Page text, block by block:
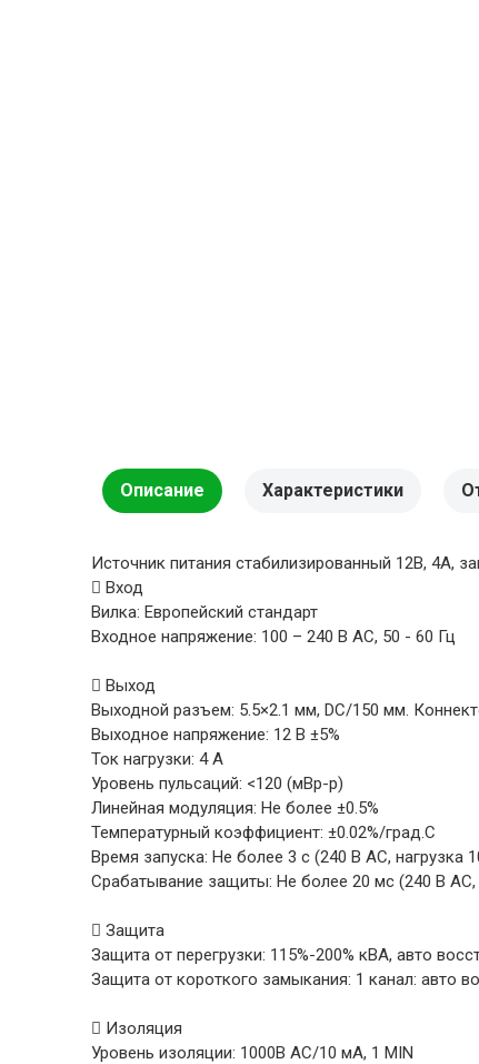
Описание Характеристики
Источник питания стабилизированный 12В, 4А,
 Вход
Вилка: Европейский стандарт
Входное напряжение: 100 – 240 В АС, 50 - 60 Гц
 Выход
Выходной разъем: 5.5×2.1 мм, DC/150 мм.
Выходное напряжение: 12 В ±5%
Ток нагрузки: 4 А
Уровень пульсаций: <120 (мВp-p)
Линейная модуляция: Не более ±0.5%
Температурный коэффициент: ±0.02%/град.С
Время запуска: Не более 3 с (240 В AC, нагрузка
Срабатывание защиты: Не более 20 мс (240 В AC,
 Защита
Защита от перегрузки: 115%-200% кВА, авто
Защита от короткого замыкания: 1 канал: авто
 Изоляция
Уровень изоляции: 1000В AC/10 мА, 1 MIN